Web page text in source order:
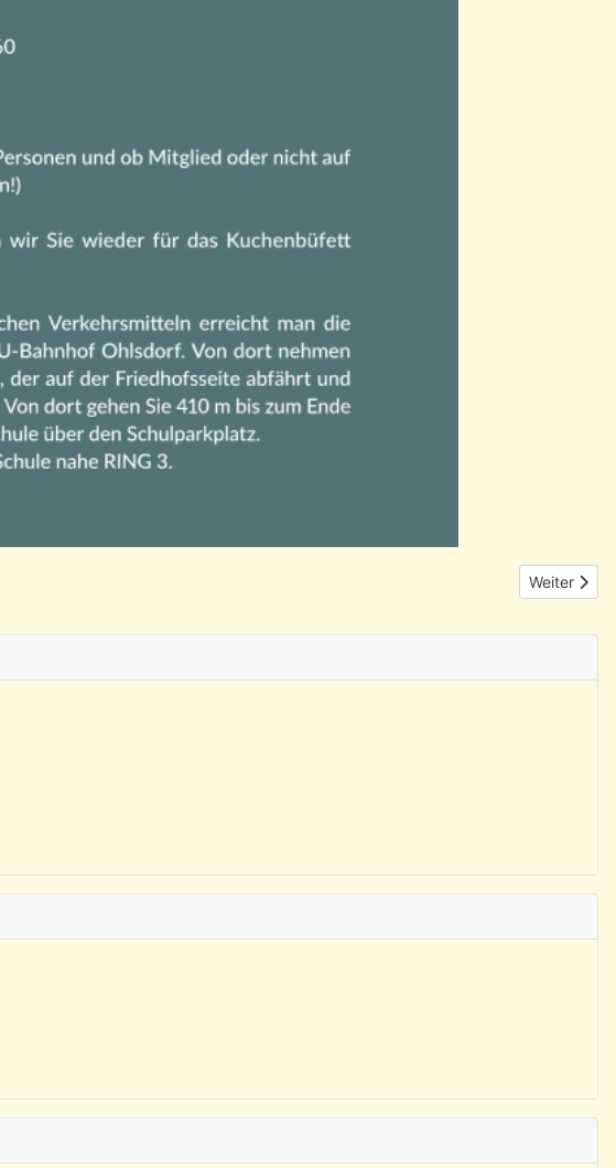
Nächster
Weiter